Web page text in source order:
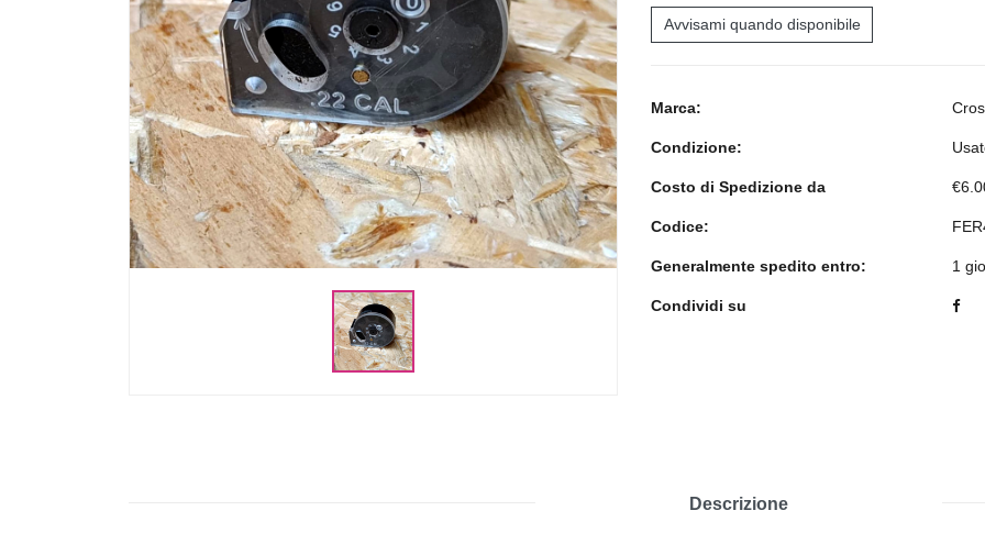
Avvisami quando disponibile
Marca:
Condizione:
Costo di Spedizione da
Codice:
Generalmente spedito entro: 1
Condividi su
Descrizione